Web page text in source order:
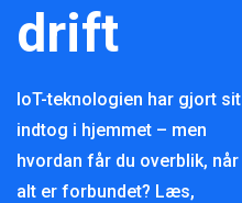
drift
IoT-teknologien har gjort sit
indtog i hjemmet – men
hvordan får du overblik, når
alt er forbundet? Læs,